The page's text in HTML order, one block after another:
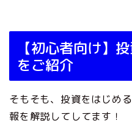
【初心者向け】
をご紹介
そもそも、投資をはじめ
報を解説してしてます！